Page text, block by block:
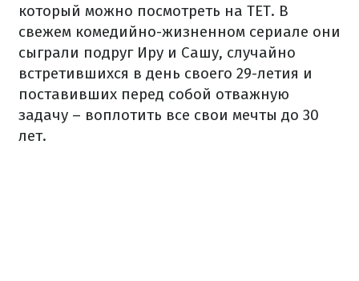
который можно посмотреть на ТЕТ. В
свежем комедийно-жизненном сериале они
сыграли подруг Иру и Сашу, случайно
встретившихся в день своего 29-летия и
поставивших перед собой отважную
задачу – воплотить все свои мечты до 30
лет.